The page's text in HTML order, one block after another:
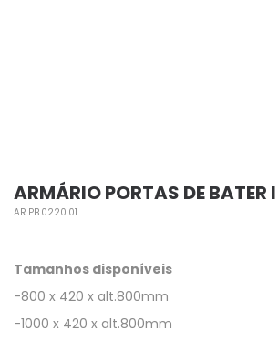
ARMÁRIO PORTAS DE BATER I
AR.PB.0220.01
Tamanhos disponíveis
-800 x 420 x alt.800mm
-1000 x 420 x alt.800mm